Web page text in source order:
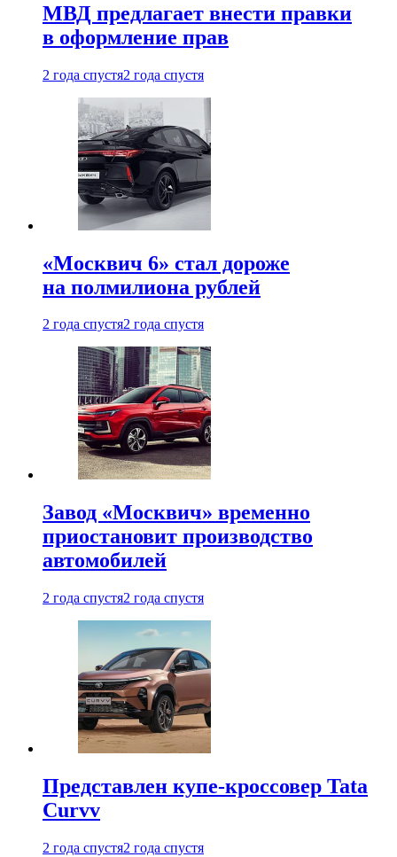
МВД предлагает внести правки
в оформление прав
2 года спустя2 года спустя
«Москвич 6» стал дороже
на полмилиона рублей
2 года спустя2 года спустя
Завод «Москвич» временно
приостановит производство
автомобилей
2 года спустя2 года спустя
Представлен купе-кроссовер Tata
Curvv
2 года спустя2 года спустя